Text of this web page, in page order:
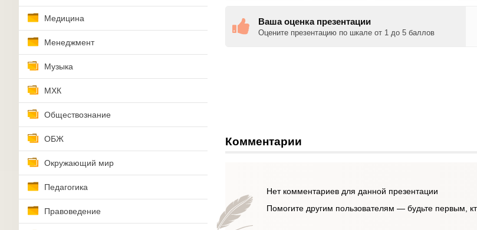
Медицина
Менеджмент
Музыка
МХК
Обществознание
ОБЖ
Окружающий мир
Педагогика
Правоведение
Ваша оценка презентации
Оцените презентацию по шкале от 1 до 5 баллов
Комментарии
Нет комментариев для данной презентации
Помогите другим пользователям — будьте первым,